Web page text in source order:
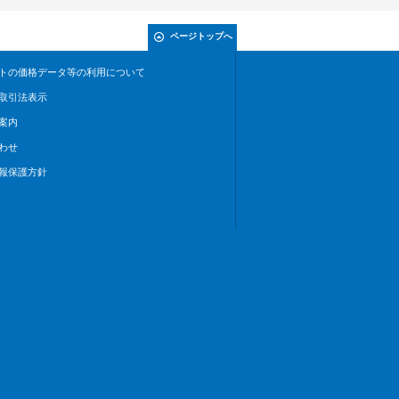
ページトップへ
の価格データ等の利用について
引法表示
内
せ
保護方針